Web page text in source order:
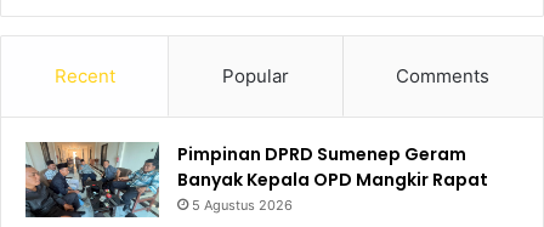
Recent Popular Comments
Pimpinan DPRD Sumenep Geram
Banyak Kepala OPD Mangkir Rapat
5 Agustus 2026